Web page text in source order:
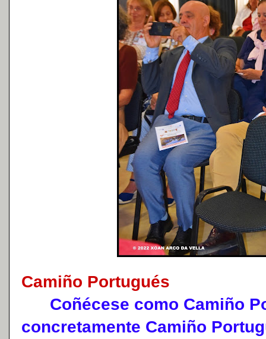
Camiño Portugués
Coñécese como Camiño
concretamente Camiño